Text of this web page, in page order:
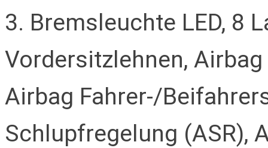
3. Bremsleuchte LED, 8
Vordersitzlehnen,
Airbag Fahrer-/
Schlupfregelung (ASR),